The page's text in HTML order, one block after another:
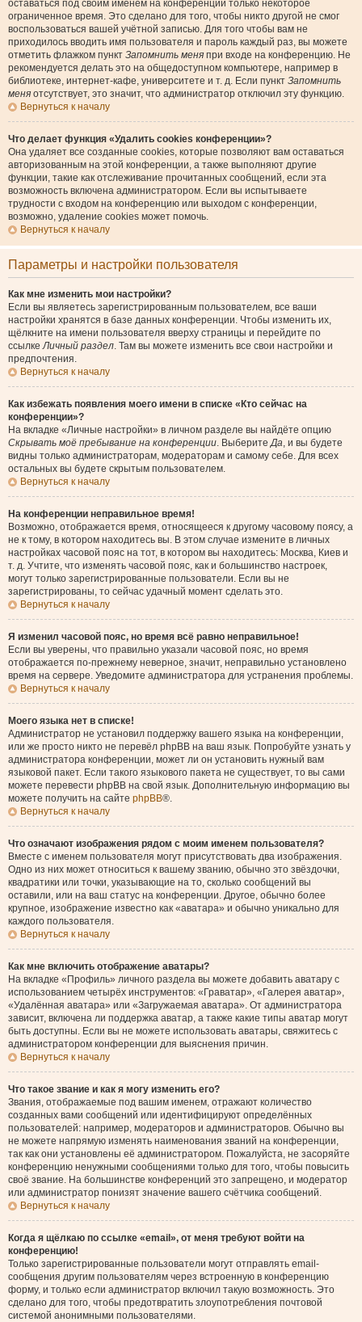
оставаться под своим именем на конференции только некоторое
ограниченное время. Это сделано для того, чтобы никто другой не смог
воспользоваться вашей учётной записью. Для того чтобы вам не
приходилось вводить имя пользователя и пароль каждый раз, вы можете
отметить флажком пункт Запомнить меня при входе на конференцию. Не
рекомендуется делать это на общедоступном компьютере, например в
библиотеке, интернет-кафе, университете и т. д. Если пункт Запомнить
меня отсутствует, это значит, что администратор отключил эту функцию.
Вернуться к началу
Что делает функция «Удалить cookies конференции»?
Она удаляет все созданные cookies, которые позволяют вам оставаться
авторизованным на этой конференции, а также выполняют другие
функции, такие как отслеживание прочитанных сообщений, если эта
возможность включена администратором. Если вы испытываете
трудности с входом на конференцию или выходом с конференции,
возможно, удаление cookies может помочь.
Вернуться к началу
Параметры и настройки пользователя
Как мне изменить мои настройки?
Если вы являетесь зарегистрированным пользователем, все ваши
настройки хранятся в базе данных конференции. Чтобы изменить их,
щёлкните на имени пользователя вверху страницы и перейдите по
ссылкеЛичный раздел. Там вы можете изменить все свои настройки и
предпочтения.
Вернуться к началу
Как избежать появления моего имени в списке «Кто сейчас на
конференции»?
На вкладке «Личные настройки» в личном разделе вы найдёте опцию
Скрывать моё пребывание на конференции. ВыберитеДа, и вы будете
видны только администраторам, модераторам и самому себе. Для всех
остальных вы будете скрытым пользователем.
Вернуться к началу
На конференции неправильное время!
Возможно, отображается время, относящееся к другому часовому поясу, а
не к тому, в котором находитесь вы. В этом случае измените в личных
настройках часовой пояс на тот, в котором вы находитесь: Москва, Киев и
т. д. Учтите, что изменять часовой пояс, как и большинство настроек,
могут только зарегистрированные пользователи. Если вы не
зарегистрированы, то сейчас удачный момент сделать это.
Вернуться к началу
Я изменил часовой пояс, но время всё равно неправильное!
Если вы уверены, что правильно указали часовой пояс, но время
отображается по-прежнему неверное, значит, неправильно установлено
время на сервере. Уведомите администратора для устранения проблемы.
Вернуться к началу
Моего языка нет в списке!
Администратор не установил поддержку вашего языка на конференции,
или же просто никто не перевёл phpBB на ваш язык. Попробуйте узнать у
администратора конференции, может ли он установить нужный вам
языковой пакет. Если такого языкового пакета не существует, то вы сами
можете перевести phpBB на свой язык. Дополнительную информацию вы
можете получить на сайте phpBB®.
Вернуться к началу
Что означают изображения рядом с моим именем пользователя?
Вместе с именем пользователя могут присутствовать два изображения.
Одно из них может относиться к вашему званию, обычно это звёздочки,
квадратики или точки, указывающие на то, сколько сообщений вы
оставили, или на ваш статус на конференции. Другое, обычно более
крупное, изображение известно как «аватара» и обычно уникально для
каждого пользователя.
Вернуться к началу
Как мне включить отображение аватары?
На вкладке «Профиль» личного раздела вы можете добавить аватару с
использованием четырёх инструментов: «Граватар», «Галерея аватар»,
«Удалённая аватара» или «Загружаемая аватара». От администратора
зависит, включена ли поддержка аватар, а также какие типы аватар могут
быть доступны. Если вы не можете использовать аватары, свяжитесь с
администратором конференции для выяснения причин.
Вернуться к началу
Что такое звание и как я могу изменить его?
Звания, отображаемые под вашим именем, отражают количество
созданных вами сообщений или идентифицируют определённых
пользователей: например, модераторов и администраторов. Обычно вы
не можете напрямую изменять наименования званий на конференции,
так как они установлены её администратором. Пожалуйста, не засоряйте
конференцию ненужными сообщениями только для того, чтобы повысить
своё звание. На большинстве конференций это запрещено, и модератор
или администратор понизят значение вашего счётчика сообщений.
Вернуться к началу
Когда я щёлкаю по ссылке «email», от меня требуют войти на
конференцию!
Только зарегистрированные пользователи могут отправлять email-
сообщения другим пользователям через встроенную в конференцию
форму, и только если администратор включил такую возможность. Это
сделано для того, чтобы предотвратить злоупотребления почтовой
системой анонимными пользователями.